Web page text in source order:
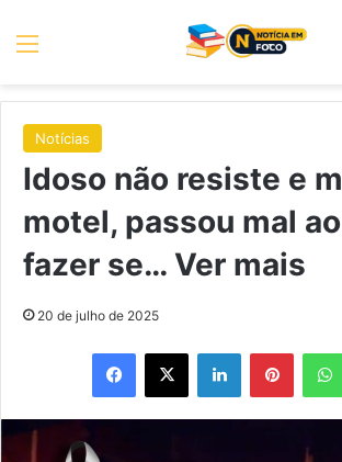
Menu
Notícias
Idoso não resiste e
motel, passou mal
fazer se… Ver mais
20 de julho de 2025
Facebook
X Linkedin